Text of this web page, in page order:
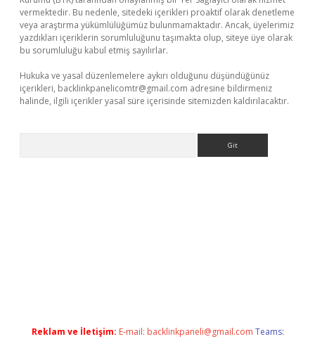
vermektedir. Bu nedenle, sitedeki içerikleri proaktif olarak denetleme
veya araştırma yükümlülüğümüz bulunmamaktadır. Ancak, üyelerimiz
yazdıkları içeriklerin sorumluluğunu taşımakta olup, siteye üye olarak
bu sorumluluğu kabul etmiş sayılırlar.
Hukuka ve yasal düzenlemelere aykırı olduğunu düşündüğünüz
içerikleri, backlinkpanelicomtr@gmail.com adresine bildirmeniz
halinde, ilgili içerikler yasal süre içerisinde sitemizden kaldırılacaktır.
Reklam ve İletişim: E-mail: backlinkpaneli@gmail.com Teams: